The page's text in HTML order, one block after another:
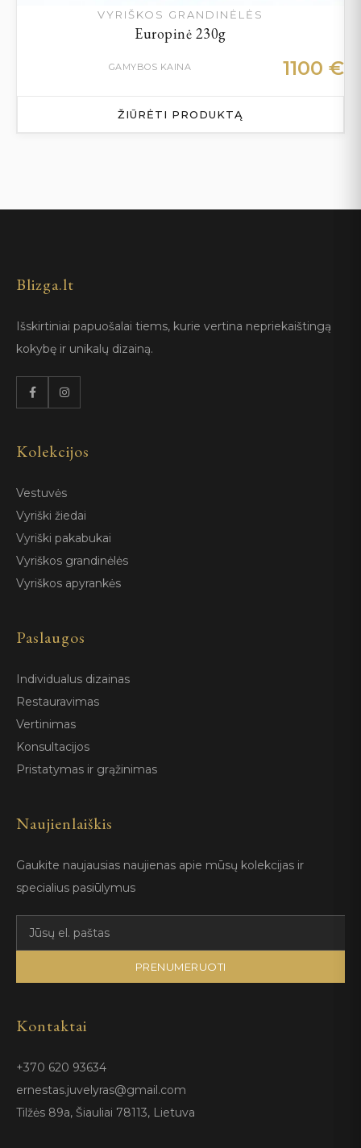
VYRIŠKOS GRANDINĖLĖS
Europinė 230g
GAMYBOS KAINA 1100 €
ŽIŪRĖTI PRODUKTĄ
Blizga.lt
Išskirtiniai papuošalai tiems, kurie vertina nepriekaištingą
kokybę ir unikalų dizainą.
Kolekcijos
Vestuvės
Vyriški žiedai
Vyriški pakabukai
Vyriškos grandinėlės
Vyriškos apyrankės
Paslaugos
Individualus dizainas
Restauravimas
Vertinimas
Konsultacijos
Pristatymas ir grąžinimas
Naujienlaiškis
Gaukite naujausias naujienas apie mūsų kolekcijas ir
specialius pasiūlymus
PRENUMERUOTI
Kontaktai
+370 620 93634
ernestas.juvelyras@gmail.com
Tilžės 89a, Šiauliai 78113, Lietuva